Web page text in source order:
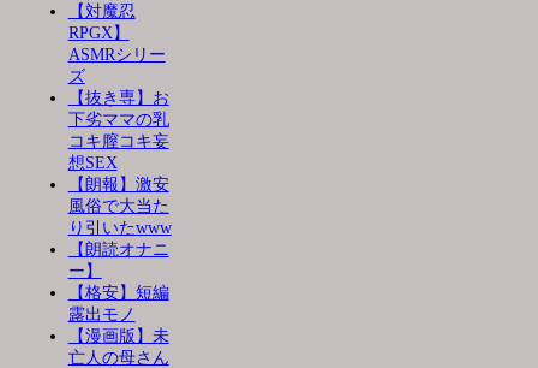
【対魔忍
RPGX】
ASMRシリー
ズ
【抜き専】お
下劣ママの乳
コキ膣コキ妄
想SEX
【朗報】激安
風俗で大当た
り引いたwww
【朗読オナニ
ー】
【格安】短編
露出モノ
【漫画版】未
亡人の母さん